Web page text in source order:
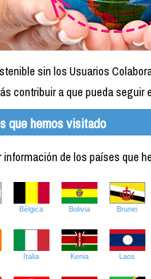
sin los Usuarios
contribuir a que pueda seguir
que hemos visitado
de los países que
Bélgica Bolivia Brunei
Italia Kenia Laos